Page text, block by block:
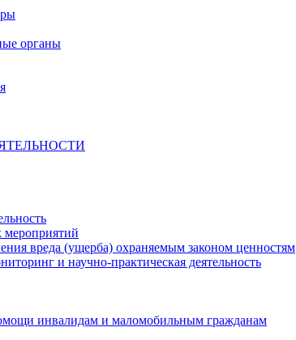
органы
мероприятий
вреда (ущерба) охраняемым законом ценностям
и научно-практическая деятельность
инвалидам и маломобильным гражданам